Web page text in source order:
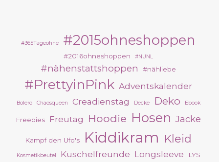
#365Tageohne #2015ohneshoppen
#2016ohneshoppen #NUNL
#nähenstattshoppen #nähliebe
#PrettyinPink Adventskalender
Bolero Chaosqueen Creadienstag Decke Deko Ebook
Freebies Freutag Hoodie Hosen Jacke
Kampf den Ufo's Kiddikram Kleid
Kosmetikbeutel Kuschelfreunde Longsleeve LYS